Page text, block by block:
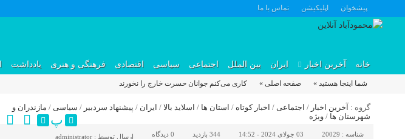
پیشخوان اپلیکیشن تماس با ما
خانه آخرین اخبار ایران بین الملل اجتماعی سیاسی اقتصادی فرهنگی و هنری یادداشت
شما اینجا هستید » صفحه اصلی » کاری می‌کنم جوانان حسرت خارج را نخورند
گروه : آخرین اخبار / اجتماعی / اخبار کوتاه / استان ها / اسلاید بالا / ایران / پیشنهاد سردبیر / سیاسی / مازندران و
شهرستان ها / ویژه پ
شناسه : 20029 03 جولای 2024 - 14:52 344 بازدید 0 دیدگاه ارسال توسط : administrator